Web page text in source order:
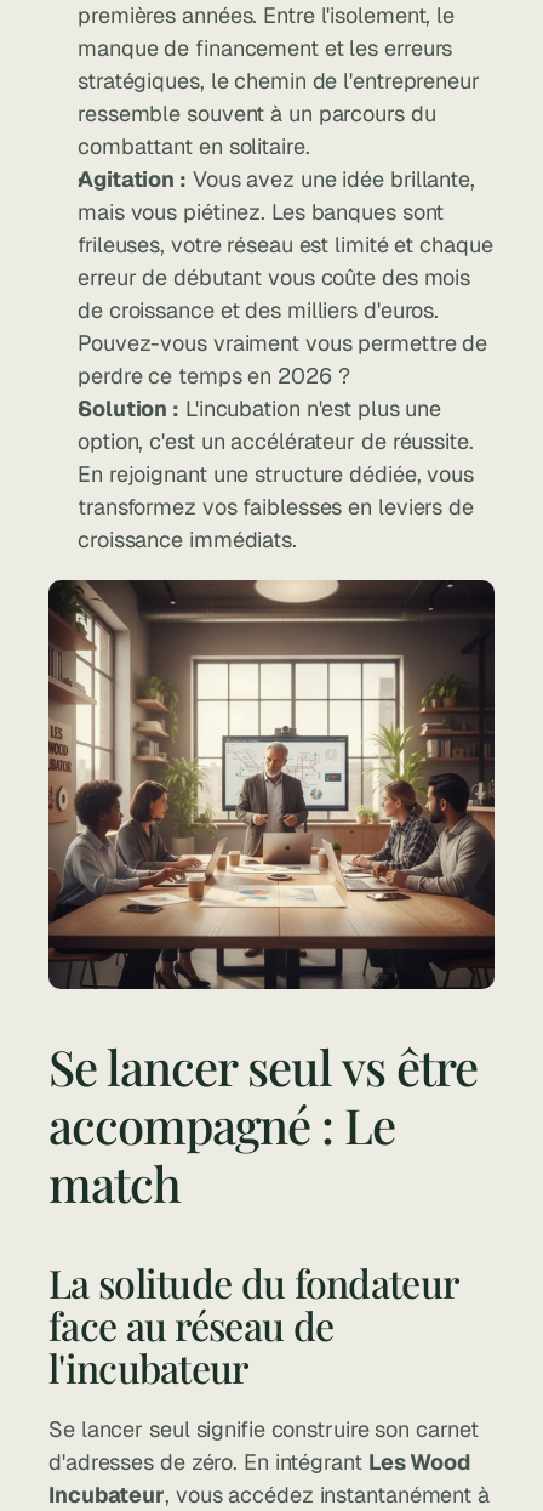
premières années. Entre l'isolement, le
manque de financement et les erreurs
stratégiques, le chemin de l'entrepreneur
ressemble souvent à un parcours du
combattant en solitaire.
Agitation : Vous avez une idée brillante,
mais vous piétinez. Les banques sont
frileuses, votre réseau est limité et chaque
erreur de débutant vous coûte des mois
de croissance et des milliers d'euros.
Pouvez-vous vraiment vous permettre de
perdre ce temps en 2026 ?
Solution : L'incubation n'est plus une
option, c'est un accélérateur de réussite.
En rejoignant une structure dédiée, vous
transformez vos faiblesses en leviers de
croissance immédiats.
Se lancer seul vs être
accompagné : Le
match
La solitude du fondateur
face au réseau de
l'incubateur
Se lancer seul signifie construire son carnet
d'adresses de zéro. En intégrant Les Wood
Incubateur, vous accédez instantanément à